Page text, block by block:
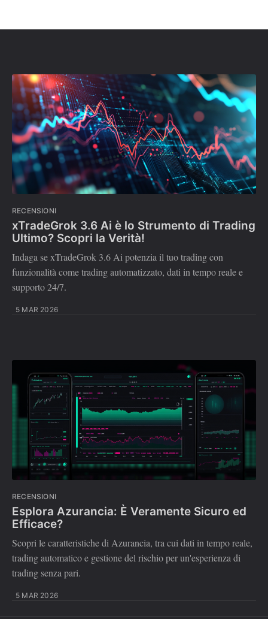
RECENSIONI
xTradeGrok 3.6 Ai è lo Strumento di Trading
Ultimo? Scopri la Verità!
Indaga se xTradeGrok 3.6 Ai potenzia il tuo trading con
funzionalità come trading automatizzato, dati in tempo reale e
supporto 24/7.
5 MAR 2026
RECENSIONI
Esplora Azurancia: È Veramente Sicuro ed
Efficace?
Scopri le caratteristiche di Azurancia, tra cui dati in tempo reale,
trading automatico e gestione del rischio per un'esperienza di
trading senza pari.
5 MAR 2026